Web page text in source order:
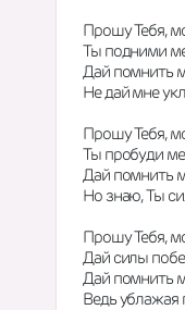
Прошу Тебя,
Ты подними
Дай помнить
Не дай мне
Прошу Тебя,
Ты пробуди
Дай помнить
Но знаю, Ты
Прошу Тебя,
Дай силы
Дай помнить
Ведь ублажая